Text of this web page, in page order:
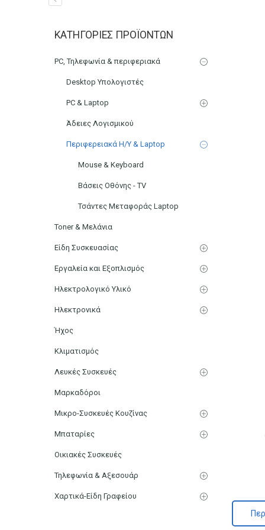
Μελάνι HP305XL Colour
ΚΑΤΗΓΟΡΊΕΣ ΠΡΟΪΌΝΤΩΝ
PC, Τηλεφωνία & περιφεριακά
Desktop Υπολογιστές
PC & Laptop
Άδειες Λογισμικού
Περιφερειακά Η/Υ & Laptop
Mouse & Keyboard
Βάσεις Οθόνης - TV
Τσάντες Μεταφοράς Laptop
Toner & Μελάνια
Είδη Συσκευασίας
Εργαλεία και Εξοπλισμός
Ηλεκτρολογικό Υλικό
Ηλεκτρονικά
Ήχος
Κλιματισμός
Λευκές Συσκευές
Μαρκαδόροι
Μικρο-Συσκευές Κουζίνας
Μπαταρίες
Οικιακές Συσκευές
Τηλεφωνία & Αξεσουάρ
Χαρτικά-Είδη Γραφείου